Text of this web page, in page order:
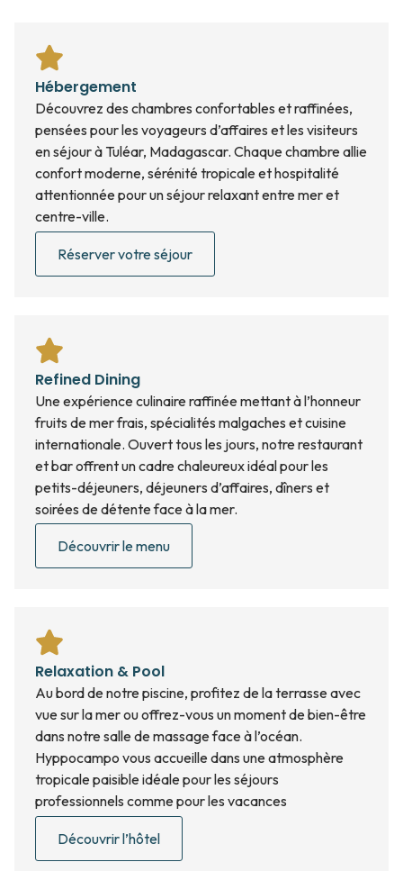
Hébergement
Découvrez des chambres confortables et raffinées,
pensées pour les voyageurs d’affaires et les visiteurs
en séjour à Tuléar, Madagascar. Chaque chambre allie
confort moderne, sérénité tropicale et hospitalité
attentionnée pour un séjour relaxant entre mer et
centre-ville.
Réserver votre séjour
Refined Dining
Une expérience culinaire raffinée mettant à l’honneur
fruits de mer frais, spécialités malgaches et cuisine
internationale. Ouvert tous les jours, notre restaurant
et bar offrent un cadre chaleureux idéal pour les
petits-déjeuners, déjeuners d’affaires, dîners et
soirées de détente face à la mer.
Découvrir le menu
Relaxation & Pool
Au bord de notre piscine, profitez de la terrasse avec
vue sur la mer ou offrez-vous un moment de bien-être
dans notre salle de massage face à l’océan.
Hyppocampo vous accueille dans une atmosphère
tropicale paisible idéale pour les séjours
professionnels comme pour les vacances
Découvrir l’hôtel